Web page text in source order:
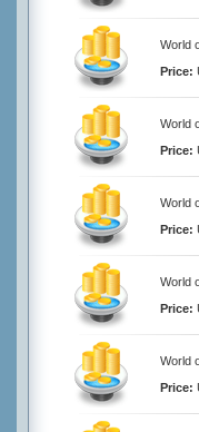
World
Price:
World
Price:
World
Price:
World
Price:
World
Price: